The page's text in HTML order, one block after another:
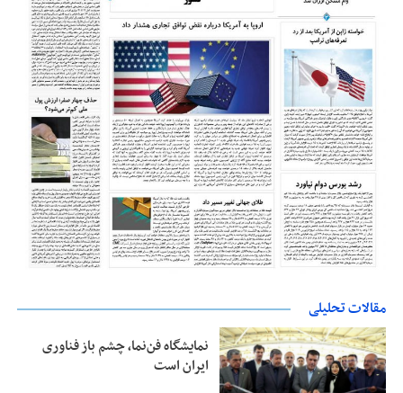
مقالات تحلیلی
نمایشگاه فن‌نما، چشم باز فناوری
ایران است